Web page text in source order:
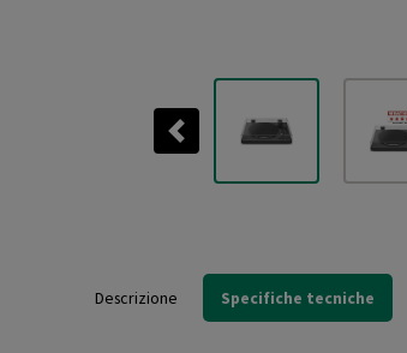
Previous
Descrizione Specifiche tecniche